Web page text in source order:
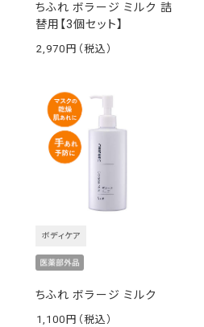
ちふれ ボラージ ミルク 詰
替用【3個セット】
2,970
ちふれ ボラージ ミルク
ボディケア
1,100